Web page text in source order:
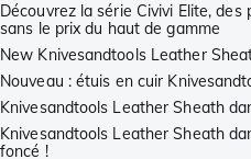
Découvrez la série Civivi Elite,
sans le prix du haut de gamme
New Knivesandtools Leather
Nouveau : étuis en cuir
Knivesandtools Leather Sheath
Knivesandtools Leather Sheath
foncé !